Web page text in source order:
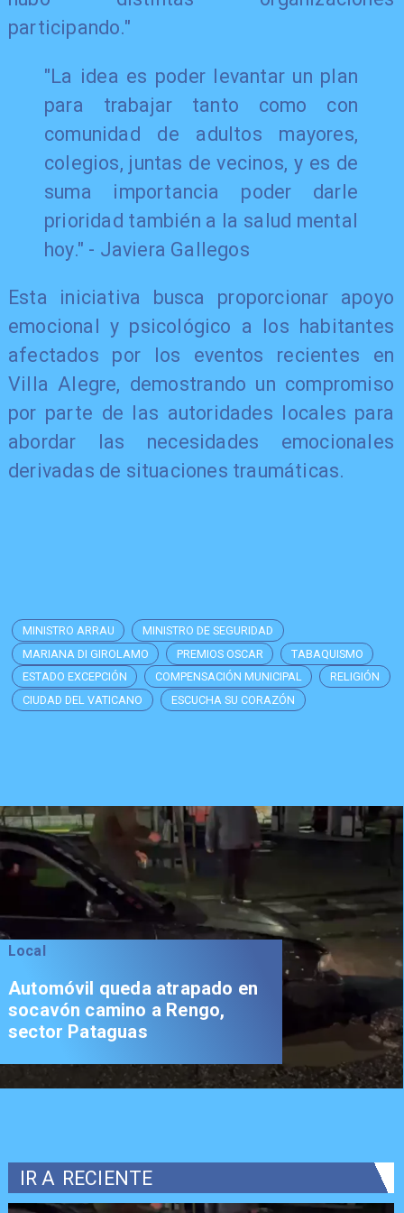
participando."
"La idea es poder levantar un plan
para trabajar tanto como con
comunidad de adultos mayores,
colegios, juntas de vecinos, y es de
suma importancia poder darle
prioridad también a la salud mental
hoy." - Javiera Gallegos
Esta iniciativa busca proporcionar apoyo
emocional y psicológico a los habitantes
afectados por los eventos recientes en
Villa Alegre, demostrando un compromiso
por parte de las autoridades locales para
abordar las necesidades emocionales
derivadas de situaciones traumáticas.
MINISTRO ARRAU
MINISTRO DE SEGURIDAD
MARIANA DI GIROLAMO
PREMIOS OSCAR
TABAQUISMO
ESTADO EXCEPCIÓN
COMPENSACIÓN MUNICIPAL
RELIGIÓN
CIUDAD DEL VATICANO
ESCUCHA SU CORAZÓN
Vodanovic participa en Talca
del inicio de los Encuentros
Regionales de la Oposición a
nivel nacional
IR A RECIENTE